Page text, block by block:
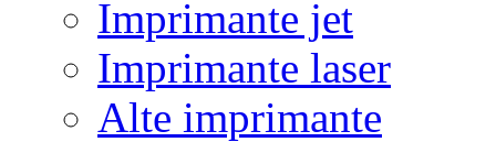
Imprimante jet
Imprimante laser
Alte imprimante